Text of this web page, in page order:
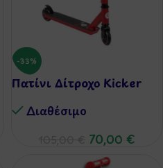
-33%
Πατίνι Δίτροχο Kicker
Διαθέσιμo
70,00 €